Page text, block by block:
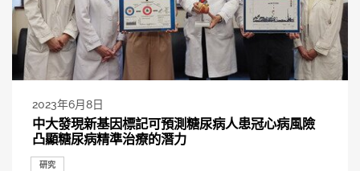
2023年6月8日
中大發現新基因標記可預測糖尿病人患冠心病風險
凸顯糖尿病精準治療的潛力
研究